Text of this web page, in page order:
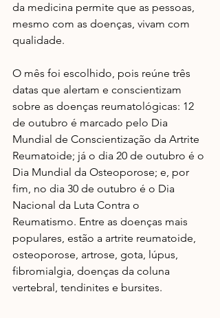
da medicina permite que as pessoas,
mesmo com as doenças, vivam com
qualidade.
O mês foi escolhido, pois reúne três
datas que alertam e conscientizam
sobre as doenças reumatológicas: 12
de outubro é marcado pelo Dia
Mundial de Conscientização da Artrite
Reumatoide; já o dia 20 de outubro é o
Dia Mundial da Osteoporose; e, por
fim, no dia 30 de outubro é o Dia
Nacional da Luta Contra o
Reumatismo. Entre as doenças mais
populares, estão a artrite reumatoide,
osteoporose, artrose, gota, lúpus,
fibromialgia, doenças da coluna
vertebral, tendinites e bursites.